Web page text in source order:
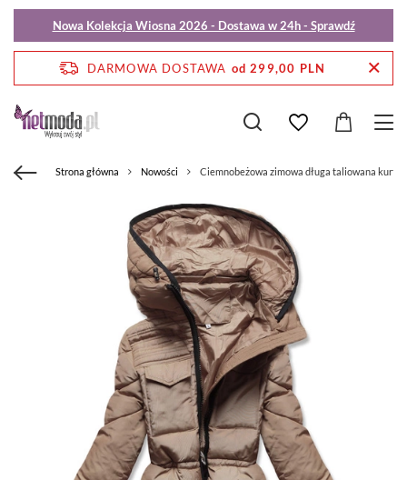
Nowa Kolekcja Wiosna 2026 - Dostawa w 24h - Sprawdź
DARMOWA DOSTAWA od 299,00 PLN
Strona główna Nowości Ciemnobeżowa zimowa długa taliowana